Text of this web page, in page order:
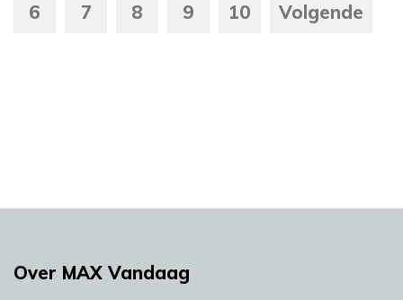
6 7 8 9 10 Volgende
Over MAX Vandaag